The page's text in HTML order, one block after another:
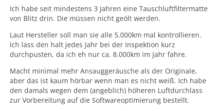
Ich habe seit mindestens 3 Jahren eine Tauschluftfiltermatte
von Blitz drin. Die müssen nicht geölt werden.
Laut Hersteller soll man sie alle 5.000km mal kontrollieren.
Ich lass den halt jedes Jahr bei der Inspektion kurz
durchpusten, da ich eh nur ca. 8.000km im Jahr fahre.
Macht minimal mehr Ansauggeräusche als der Originale,
aber das ist kaum hörbar wenn man es nicht weiß. Ich habe
den damals wegen dem (angeblich) höheren Luftdurchlass
zur Vorbereitung auf die Softwareoptimierung bestellt.